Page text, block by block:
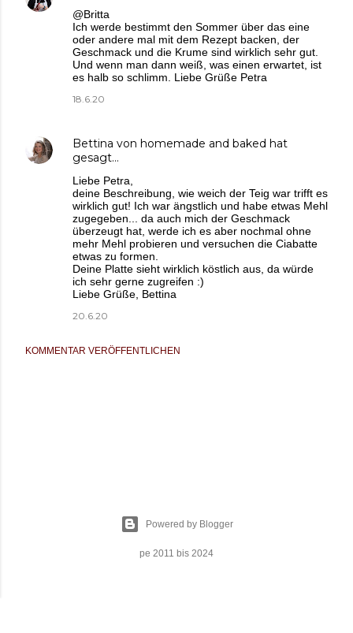
@Britta
Ich werde bestimmt den Sommer über das eine
oder andere mal mit dem Rezept backen, der
Geschmack und die Krume sind wirklich sehr gut.
Und wenn man dann weiß, was einen erwartet, ist
es halb so schlimm. Liebe Grüße Petra
18.6.20
Bettina von homemade and baked hat
gesagt…
Liebe Petra,
deine Beschreibung, wie weich der Teig war trifft es
wirklich gut! Ich war ängstlich und habe etwas Mehl
zugegeben... da auch mich der Geschmack
überzeugt hat, werde ich es aber nochmal ohne
mehr Mehl probieren und versuchen die Ciabatte
etwas zu formen.
Deine Platte sieht wirklich köstlich aus, da würde
ich sehr gerne zugreifen :)
Liebe Grüße, Bettina
20.6.20
KOMMENTAR VERÖFFENTLICHEN
Powered by Blogger
pe 2011 bis 2024